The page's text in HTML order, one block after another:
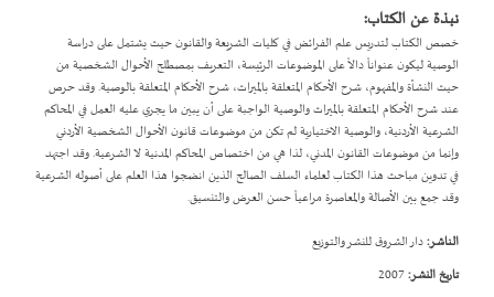
نبذة عن الكتاب:
خصص الكتاب لتدريس علم الفرائض في كليات الشريعة والقانون حيث يشتمل على دراسة
الوصية ليكون عنواناً دالاً على الموضوعات الرئيسة، التعريف بمصطلح الأحوال الشخصية من
حيث النشأة والمفهوم، شرح الأحكام المتعلقة بالميراث، شرح الأحكام المتعلقة بالوصية. وقد حرص
عند شرح الأحكام المتعلقة بالميراث والوصية الواجبة على أن يبين ما يجري عليه العمل في المحاكم
الشرعية الأردنية، والوصية الاختيارية لم تكن من موضوعات قانون الأحوال الشخصية الأردني
وإنما من موضوعات القانون المدني، لذا هي من اختصاص المحاكم المدنية لا الشرعية. وقد اجتهد
في تدوين مباحث هذا الكتاب لعلماء السلف الصالح الذين انضجوا هذا العلم على أصوله الشرعية
وقد جمع بين الأصالة والمعاصرة مراعياً حسن العرض والتنسيق.
الناشر:دار الشروق للنشر والتوزيع
تاريخ النشر: